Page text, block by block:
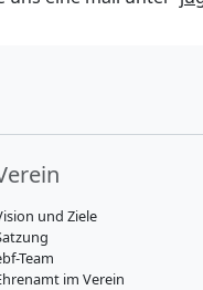
und Ziele
Team
im Verein